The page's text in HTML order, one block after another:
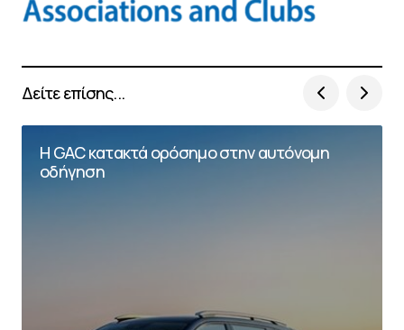
Δείτε επίσης...
Η GAC κατακτά ορόσημο στην αυτόνομη
οδήγηση